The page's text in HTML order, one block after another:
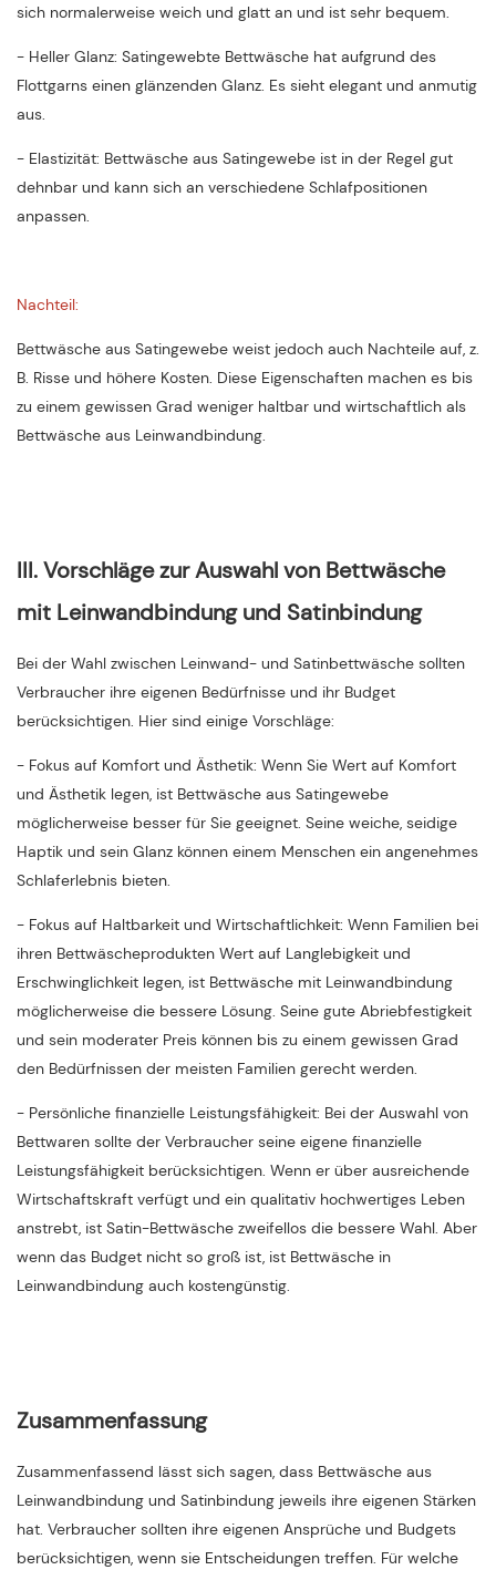
sich normalerweise weich und glatt an und ist sehr bequem.
- Heller Glanz: Satingewebte Bettwäsche hat aufgrund des
Flottgarns einen glänzenden Glanz. Es sieht elegant und anmutig
aus.
- Elastizität: Bettwäsche aus Satingewebe ist in der Regel gut
dehnbar und kann sich an verschiedene Schlafpositionen
anpassen.
Nachteil:
Bettwäsche aus Satingewebe weist jedoch auch Nachteile auf, z.
B. Risse und höhere Kosten. Diese Eigenschaften machen es bis
zu einem gewissen Grad weniger haltbar und wirtschaftlich als
Bettwäsche aus Leinwandbindung.
III. Vorschläge zur Auswahl von Bettwäsche
mit Leinwandbindung und Satinbindung
Bei der Wahl zwischen Leinwand- und Satinbettwäsche sollten
Verbraucher ihre eigenen Bedürfnisse und ihr Budget
berücksichtigen. Hier sind einige Vorschläge:
- Fokus auf Komfort und Ästhetik: Wenn Sie Wert auf Komfort
und Ästhetik legen, ist Bettwäsche aus Satingewebe
möglicherweise besser für Sie geeignet. Seine weiche, seidige
Haptik und sein Glanz können einem Menschen ein angenehmes
Schlaferlebnis bieten.
- Fokus auf Haltbarkeit und Wirtschaftlichkeit: Wenn Familien bei
ihren Bettwäscheprodukten Wert auf Langlebigkeit und
Erschwinglichkeit legen, ist Bettwäsche mit Leinwandbindung
möglicherweise die bessere Lösung. Seine gute Abriebfestigkeit
und sein moderater Preis können bis zu einem gewissen Grad
den Bedürfnissen der meisten Familien gerecht werden.
- Persönliche finanzielle Leistungsfähigkeit: Bei der Auswahl von
Bettwaren sollte der Verbraucher seine eigene finanzielle
Leistungsfähigkeit berücksichtigen. Wenn er über ausreichende
Wirtschaftskraft verfügt und ein qualitativ hochwertiges Leben
anstrebt, ist Satin-Bettwäsche zweifellos die bessere Wahl. Aber
wenn das Budget nicht so groß ist, ist Bettwäsche in
Leinwandbindung auch kostengünstig.
Zusammenfassung
Zusammenfassend lässt sich sagen, dass Bettwäsche aus
Leinwandbindung und Satinbindung jeweils ihre eigenen Stärken
hat. Verbraucher sollten ihre eigenen Ansprüche und Budgets
berücksichtigen, wenn sie Entscheidungen treffen. Für welche